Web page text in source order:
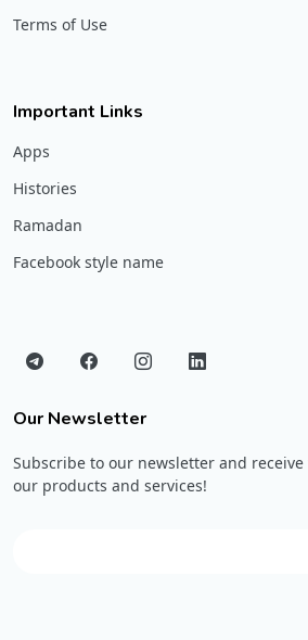
Terms of Use
Important Links
Apps
Histories
Ramadan
Facebook style name
Our Newsletter
Subscribe to our newsletter and
our products and services!